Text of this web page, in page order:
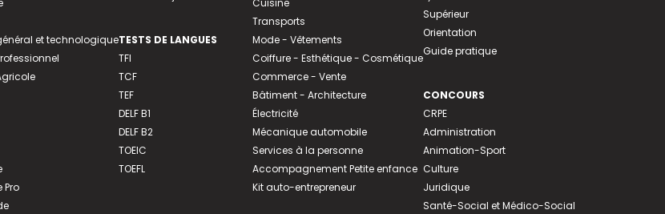
et technologique
Pro
TESTS DE LANGUES
TFI
TCF
TEF
DELF B1
DELF B2
TOEIC
TOEFL
Cuisine
Transports
Mode - Vêtements
Coiffure - Esthétique - Cosmétique
Commerce - Vente
Bâtiment - Architecture
Électricité
Mécanique automobile
Services à la personne
Accompagnement Petite enfance
Kit auto-entrepreneur
Supérieur
Orientation
Guide pratique
CONCOURS
CRPE
Administration
Animation-Sport
Culture
Juridique
Santé-Social et Médico-Social